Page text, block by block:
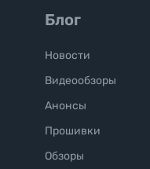
Блог
Новости
Видеообзоры
Анонсы
Прошивки
Обзоры